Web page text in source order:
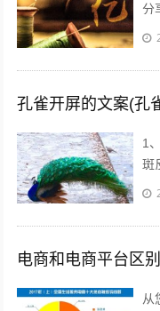
分
服
孔雀开屏的文案(孔
1
斑
的
电商和电商平台区
从